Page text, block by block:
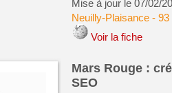
Mise à jour le 07/02/
Neuilly-Plaisance- 93
Voir la fiche
Mars Rouge :
SEO